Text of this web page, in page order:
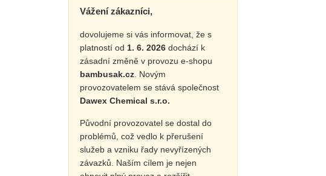
Vážení zákazníci,
dovolujeme si vás informovat, že s
platností od 1. 6. 2026 dochází k
zásadní změně v provozu e-shopu
bambusak.cz . Novým
provozovatelem se stává společnost
Dawex Chemical s.r.o.
Původní provozovatel se dostal do
problémů, což vedlo k přerušení
služeb a vzniku řady nevyřízených
závazků. Naším cílem je nejen